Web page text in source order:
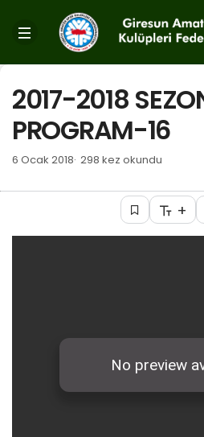
2017-2018
PROGRAM-16
6 Ocak 2018 298 kez okundu
+